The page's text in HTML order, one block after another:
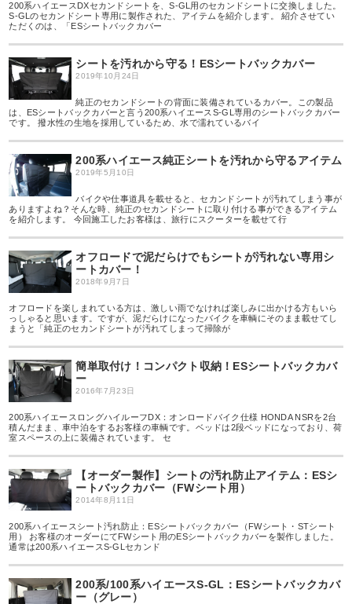
200系ハイエースDXセカンドシートを、S-GL用のセカンドシートに交換しました。
S-GLのセカンドシート専用に製作された、アイテムを紹介します。 紹介させてい
ただくのは、「ESシートバックカバー
シートを汚れから守る！ESシートバックカバー
2019年10月24日
純正のセカンドシートの背面に装備されているカバー。この製品
は、ESシートバックカバーと言う200系ハイエースS-GL専用のシートバックカバー
です。 撥水性の生地を採用しているため、水で濡れているバイ
200系ハイエース純正シートを汚れから守るアイテム
2019年5月10日
バイクや仕事道具を載せると、セカンドシートが汚れてしまう事が
ありますよね？そんな時、純正のセカンドシートに取り付ける事ができるアイテム
を紹介します。 今回施工したお客様は、旅行にスクーターを載せて行
オフロードで泥だらけでもシートが汚れない専用シ
ートカバー！
2018年9月7日
オフロードを楽しまれている方は、激しい雨でなければ楽しみに出かける方もいら
っしゃると思います。ですが、泥だらけになったバイクを車輌にそのまま載せてし
まうと「純正のセカンドシートが汚れてしまって掃除が
簡単取付け！コンパクト収納！ESシートバックカバ
ー
2016年7月23日
200系ハイエースロングハイルーフDX：オンロードバイク仕様 HONDA NSRを2台
積んだまま、車中泊をするお客様の車輌です。ベッドは2段ベッドになっており、荷
室スペースの上に装備されています。 セ
【オーダー製作】シートの汚れ防止アイテム：ESシ
ートバックカバー（FWシート用）
2014年8月11日
200系ハイエースシート汚れ防止：ESシートバックカバー（FWシート・STシート
用） お客様のオーダーにてFWシート用のESシートバックカバーを製作しました。
通常は200系ハイエースS-GLセカンド
200系/100系ハイエースS-GL：ESシートバックカバ
ー（グレー）